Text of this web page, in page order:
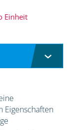
Einheit
Eigenschaften